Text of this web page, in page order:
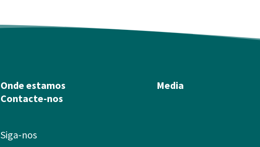
Onde estamos
Contacte-nos
Siga-nos
Media